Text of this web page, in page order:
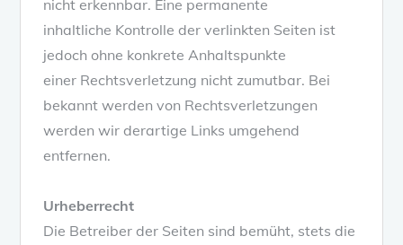
nicht erkennbar. Eine permanente
inhaltliche Kontrolle der verlinkten Seiten ist
jedoch ohne konkrete Anhaltspunkte
einer Rechtsverletzung nicht zumutbar. Bei
bekannt werden von Rechtsverletzungen
werden wir derartige Links umgehend
entfernen.
Urheberrecht
Die Betreiber der Seiten sind bemüht, stets die